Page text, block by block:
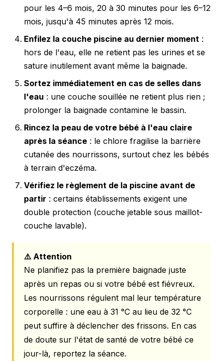
pour les 4–6 mois, 20 à 30 minutes pour les 6–12
mois, jusqu'à 45 minutes après 12 mois.
Enfilez la couche piscine au dernier moment :
hors de l'eau, elle ne retient pas les urines et se
sature inutilement avant même la baignade.
Sortez immédiatement en cas de selles dans
l'eau : une couche souillée ne retient plus rien ;
prolonger la baignade contamine le bassin.
Rincez la peau de votre bébé à l'eau claire
après la séance : le chlore fragilise la barrière
cutanée des nourrissons, surtout chez les bébés
à terrain d'eczéma.
Vérifiez le règlement de la piscine avant de
partir : certains établissements exigent une
double protection (couche jetable sous maillot-
couche lavable).
⚠️ Attention
Ne planifiez pas la première baignade juste
après un repas ou si votre bébé est fiévreux.
Les nourrissons régulent mal leur température
corporelle : une eau à 31 °C au lieu de 32 °C
peut suffire à déclencher des frissons. En cas
de doute sur l'état de santé de votre bébé ce
jour-là, reportez la séance.